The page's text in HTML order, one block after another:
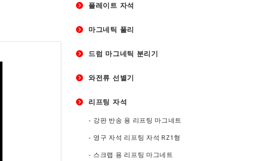
플레이트 자석
마그네틱 풀리
드럼 마그네틱 분리기
와전류 선별기
리프팅 자석
강판 반송 용 리프팅 마그네트
영구 자석 리프팅 자석 RZ1형
스크랩 용 리프팅 마그네트